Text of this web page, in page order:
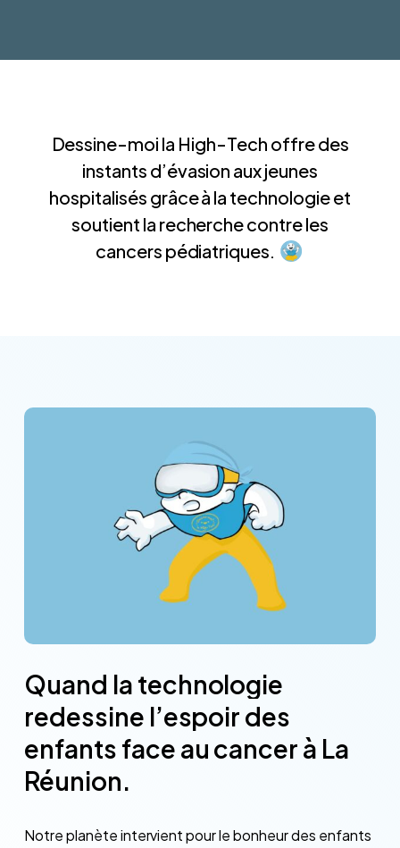
Dessine-moi la High-Tech offre des
instants d’évasion aux jeunes
hospitalisés grâce à la technologie et
soutient la recherche contre les
cancers pédiatriques.
Quand la technologie
redessine l’espoir des
enfants face au cancer à La
Réunion.
Notre planète intervient pour le bonheur des enfants